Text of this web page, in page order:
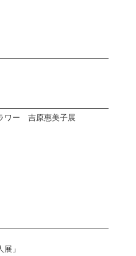
ワー 吉原惠美子展
」